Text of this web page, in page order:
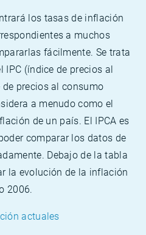
los tasas de inflación
a muchos
fácilmente. Se trata
IPC (índice de precios al
precios al consumo
a menudo como el
de un país. El IPCA es
comparar los datos de
Debajo de la tabla
la evolución de la inflación
2006.
actuales